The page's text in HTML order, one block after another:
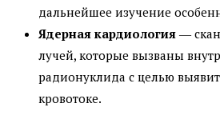
дальнейшее изучение
Ядерная кардиология ―
лучей, которые вызваны
радионуклида с целью
кровотоке.